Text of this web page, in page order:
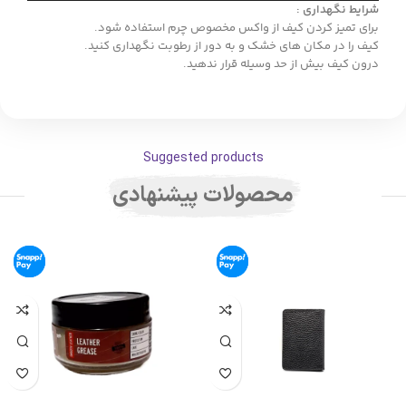
شرایط نگهداری :
برای تمیز کردن کیف از واکس مخصوص چرم استفاده شود.
کیف را در مکان های خشک و به دور از رطوبت نگهداری کنید.
درون کیف بیش از حد وسیله قرار ندهید.
Suggested products
محصولات پیشنهادی